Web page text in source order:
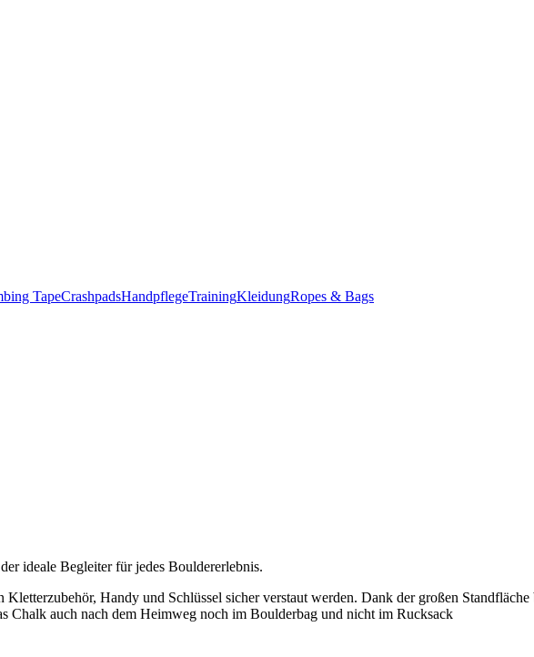
TapeCrashpadsHandpflegeTrainingKleidungRopes & Bags
ideale Begleiter für jedes Bouldererlebnis.
Handy und Schlüssel sicher verstaut werden. Dank der großen
Chalk auch nach dem Heimweg noch im Boulderbag und nicht im Rucksack